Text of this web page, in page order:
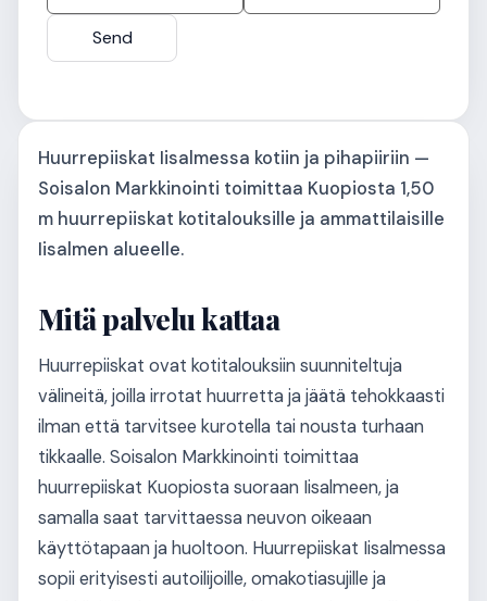
Send
Huurrepiiskat Iisalmessa kotiin ja pihapiiriin —
Soisalon Markkinointi toimittaa Kuopiosta 1,50
m huurrepiiskat kotitalouksille ja ammattilaisille
Iisalmen alueelle.
Mitä palvelu kattaa
Huurrepiiskat ovat kotitalouksiin suunniteltuja
välineitä, joilla irrotat huurretta ja jäätä tehokkaasti
ilman että tarvitsee kurotella tai nousta turhaan
tikkaalle. Soisalon Markkinointi toimittaa
huurrepiiskat Kuopiosta suoraan Iisalmeen, ja
samalla saat tarvittaessa neuvon oikeaan
käyttötapaan ja huoltoon. Huurrepiiskat Iisalmessa
sopii erityisesti autoilijoille, omakotiasujille ja